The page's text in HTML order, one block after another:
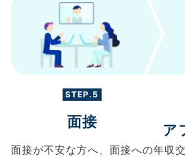
STEP.5
面接
面接が不安な方へ、 面接への
ア
年収